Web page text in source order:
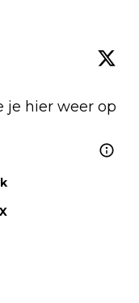
je hier weer op